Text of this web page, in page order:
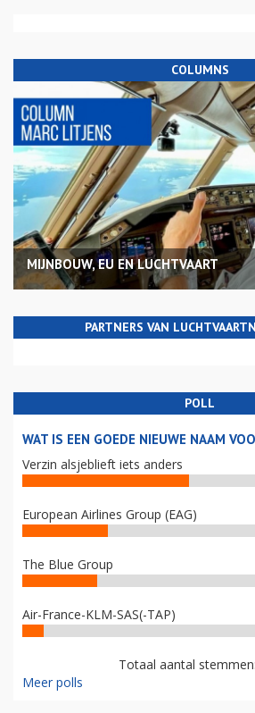
COLUMNS
MIJNBOUW, EU EN LUCHTVAART
PARTNERS VAN
POLL
WAT IS EEN GOEDE NIEUWE NAAM
Verzin alsjeblieft iets anders
European Airlines Group (EAG)
The Blue Group
Air-France-KLM-SAS(-TAP)
Totaal aantal
Meer polls